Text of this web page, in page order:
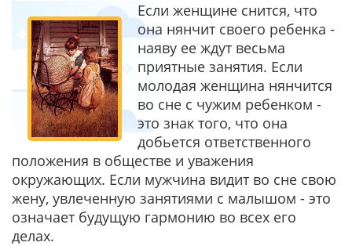
Если женщине снится, что
она нянчит своего ребенка -
наяву ее ждут весьма
приятные занятия. Если
молодая женщина нянчится
во сне с чужим ребенком -
это знак того, что она
добьется ответственного
положения в обществе и уважения
окружающих. Если мужчина видит во сне свою
жену, увлеченную занятиями с малышом - это
означает будущую гармонию во всех его
делах.